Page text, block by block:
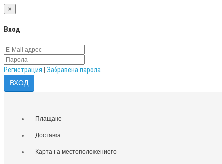
×
Вход
Регистрация Забравена парола
Плащане
Доставка
Карта на местоположението